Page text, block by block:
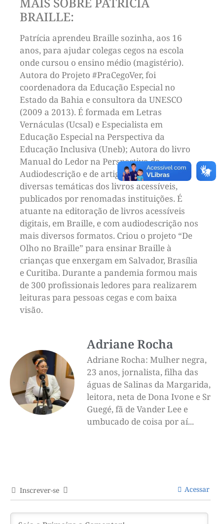
BRAILLE:
Patrícia aprendeu Braille sozinha, aos 16
anos, para ajudar colegas cegos na escola
onde cursou o ensino médio (magistério).
Autora do Projeto #PraCegoVer, foi
coordenadora da Educação Especial no
Estado da Bahia e consultora da UNESCO
(2009 a 2013). É formada em Letras
Vernáculas (Ucsal) e Especialista em
Educação Especial na Perspectiva da
Educação Inclusiva (Uneb); Autora do livro
Manual do Ledor na Perspectiva da
Audiodescrição e de artigos científicos nas
diversas temáticas dos livros acessíveis,
publicados por renomadas instituições. É
atuante na editoração de livros acessíveis
digitais, em Braille, e com audiodescrição nos
mais diversos formatos. Criou o projeto “De
Olho no Braille” para ensinar Braille à
crianças que enxergam em Salvador, Brasília
e Curitiba. Durante a pandemia formou mais
de 300 profissionais ledores para realizarem
leituras para pessoas cegas e com baixa
visão.
Adriane Rocha
Adriane Rocha: Mulher negra,
23 anos, jornalista, filha das
águas de Salinas da Margarida,
leitora, neta de Dona Ivone e Sr
Guegé, fã de Vander Lee e
umbucado de coisa por aí...
Inscrever-se Acessar